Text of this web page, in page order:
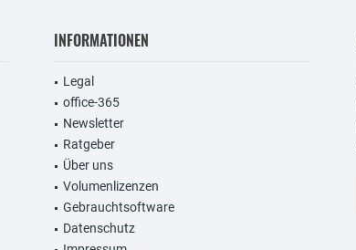
INFORMATIONEN
Legal
office-365
Newsletter
Ratgeber
Über uns
Volumenlizenzen
Gebrauchtsoftware
Datenschutz